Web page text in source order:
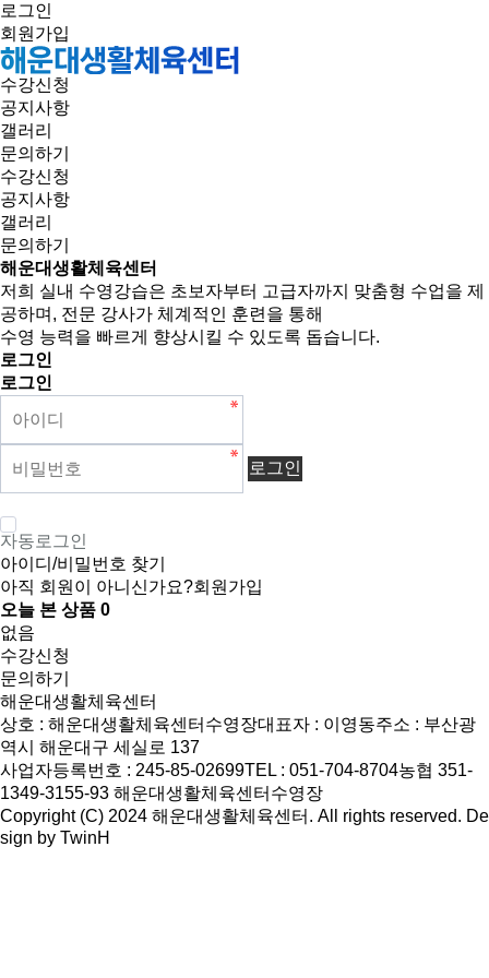
로그인
회원가입
수강신청
공지사항
갤러리
문의하기
수강신청
공지사항
갤러리
문의하기
해운대생활체육센터
저희 실내 수영강습은 초보자부터 고급자까지 맞춤형 수업을 제
공하며, 전문 강사가 체계적인 훈련을 통해
수영 능력을 빠르게 향상시킬 수 있도록 돕습니다.
로그인
로그인
로그인
자동로그인
아이디/비밀번호 찾기
아직 회원이 아니신가요?회원가입
오늘 본 상품 0
없음
수강신청
문의하기
해운대생활체육센터
상호 : 해운대생활체육센터수영장대표자 : 이영동주소 : 부산광
역시 해운대구 세실로 137
사업자등록번호 : 245-85-02699TEL : 051-704-8704농협 351-
1349-3155-93 해운대생활체육센터수영장
Copyright (C) 2024 해운대생활체육센터. All rights reserved. De
sign by TwinH